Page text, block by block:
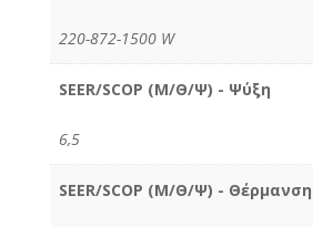
220-872-1500 W
SEER/SCOP (Μ/Θ/Ψ) - Ψύξη
6,5
SEER/SCOP (Μ/Θ/Ψ) - Θέρμανση